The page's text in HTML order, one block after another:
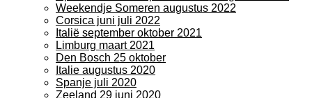
Weekendje Someren augustus 2022
Corsica juni juli 2022
Italië september oktober 2021
Limburg maart 2021
Den Bosch 25 oktober
Italie augustus 2020
Spanje juli 2020
Zeeland 29 juni 2020